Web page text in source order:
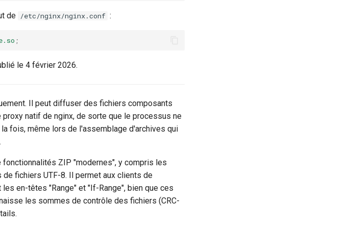
de /etc/nginx/nginx.conf :
;
le 4 février 2026.
Il peut diffuser des fichiers composants
natif de nginx, de sorte que le processus ne
fois, même lors de l'assemblage d'archives qui
ZIP "modernes", y compris les
fichiers UTF-8. Il permet aux clients de
en-têtes "Range" et "If-Range", bien que ces
les sommes de contrôle des fichiers (CRC-